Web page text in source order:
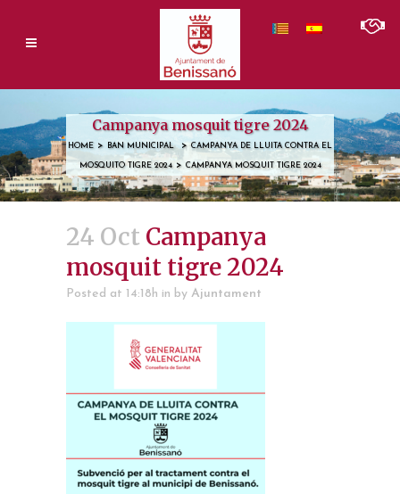
Campanya mosquit tigre 2024
HOME > BAN MUNICIPAL > CAMPANYA DE LLUITA CONTRA EL
MOSQUITO TIGRE 2024> CAMPANYA MOSQUIT TIGRE 2024
24 Oct Campanya
mosquit tigre 2024
Posted at 14:18h in by Ajuntament